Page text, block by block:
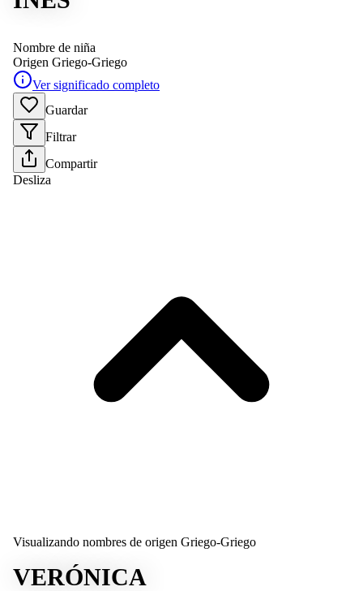
Nombre de niña
Origen Griego-Griego
Ver significado completo
Guardar
Filtrar
Compartir
Desliza
Visualizando nombres de origen Griego-Griego
VERÓNICA